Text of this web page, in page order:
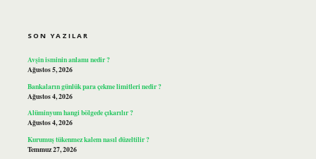
SON YAZILAR
Avşin isminin anlamı nedir ?
Ağustos 5, 2026
Bankaların günlük para çekme limitleri nedir ?
Ağustos 4, 2026
Alüminyum hangi bölgede çıkarılır ?
Ağustos 4, 2026
Kurumuş tükenmez kalem nasıl düzeltilir ?
Temmuz 27, 2026